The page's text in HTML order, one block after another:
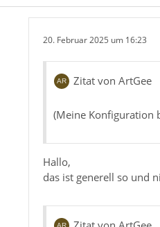
20. Februar 2025 um 16:23
Zitat von ArtGee
(Meine Konfiguration
Hallo,
das ist generell so und